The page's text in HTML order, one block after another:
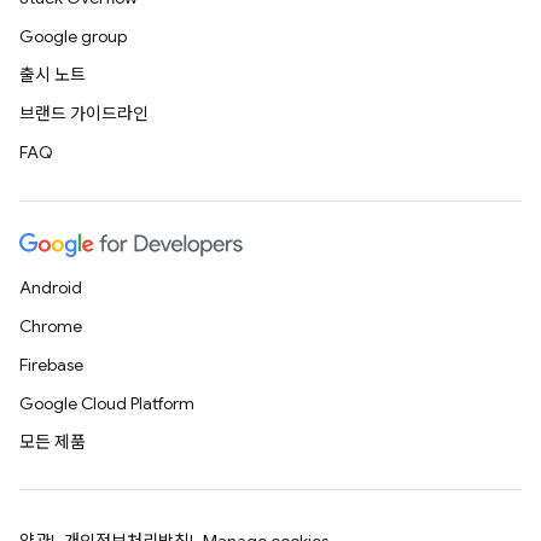
Google group
출시 노트
브랜드 가이드라인
FAQ
Android
Chrome
Firebase
Google Cloud Platform
모든 제품